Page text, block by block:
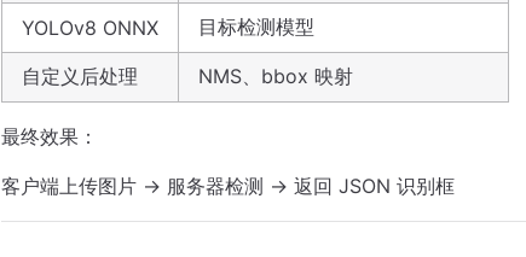
YOLOv8 ONNX 目标检测模型
自定义后处理 NMS、bbox 映射
最终效果：
客户端上传图片 → 服务器检测 → 返回 JSON 识别框